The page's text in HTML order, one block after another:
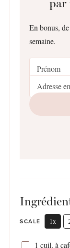
par
En bonus,
semaine.
SCALE 1x
1 cuil. à